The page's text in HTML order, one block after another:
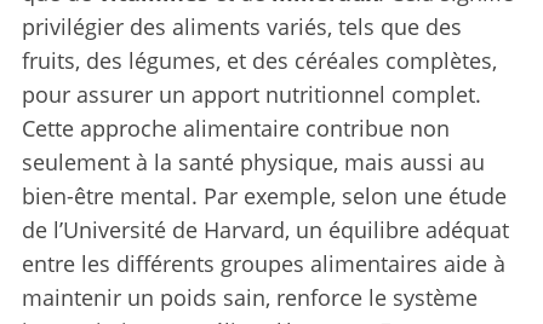
privilégier des aliments variés, tels que des
fruits, des légumes, et des céréales complètes,
pour assurer un apport nutritionnel complet.
Cette approche alimentaire contribue non
seulement à la santé physique, mais aussi au
bien-être mental. Par exemple, selon une étude
de l’Université de Harvard, un équilibre adéquat
entre les différents groupes alimentaires aide à
maintenir un poids sain, renforce le système